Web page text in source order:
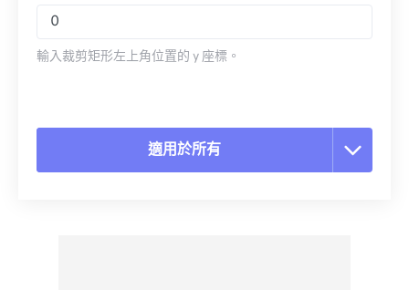
輸入裁剪矩形左上角位置的 y 座標。
適用於所有